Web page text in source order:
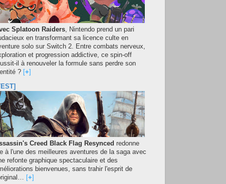
Splatoon Raiders, Nintendo prend un pari
en transformant sa licence culte en
solo sur Switch 2. Entre combats nerveux,
et progression addictive, ce spin-off
il à renouveler la formule sans perdre son
? [+]
Creed Black Flag Resynced redonne
à l'une des meilleures aventures de la saga avec
refonte graphique spectaculaire et des
bienvenues, sans trahir l'esprit de
+